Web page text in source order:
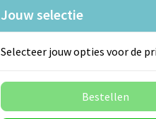
Jouw selectie
Selecteer jouw opties voor de
Bestellen